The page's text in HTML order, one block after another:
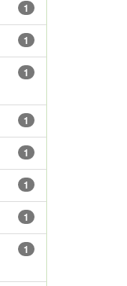
1
1
1
1
1
1
1
1